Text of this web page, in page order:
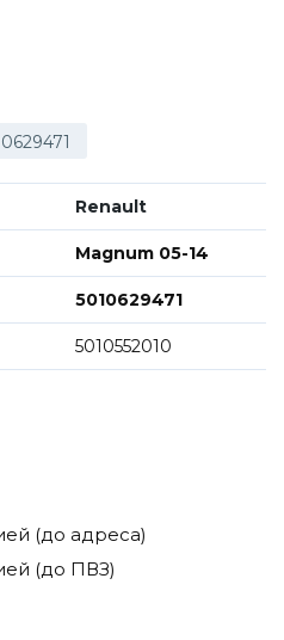
Renault
Magnum 05-14
5010629471
5010552010
(до адреса)
(до ПВЗ)